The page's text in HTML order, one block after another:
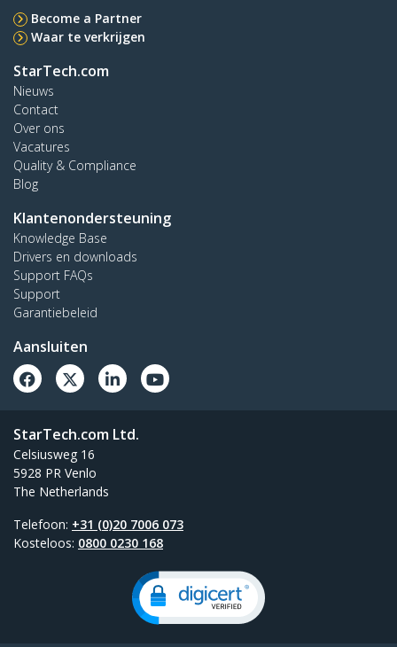
Become a Partner
Waar te verkrijgen
StarTech.com
Nieuws
Contact
Over ons
Vacatures
Quality & Compliance
Blog
Klantenondersteuning
Knowledge Base
Drivers en downloads
Support FAQs
Support
Garantiebeleid
Aansluiten
StarTech.com Ltd.
Celsiusweg 16
5928 PR Venlo
The Netherlands
Telefoon: +31 (0)20 7006 073
Kosteloos: 0800 0230 168